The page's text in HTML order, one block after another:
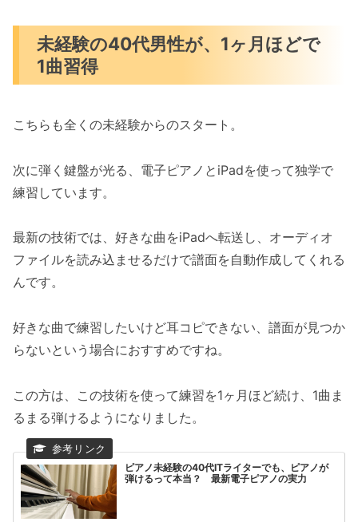
未経験の40代男性が、1ヶ月ほどで
1曲習得
こちらも全くの未経験からのスタート。
次に弾く鍵盤が光る、電子ピアノとiPadを使って独学で
練習しています。
最新の技術では、好きな曲をiPadへ転送し、オーディオ
ファイルを読み込ませるだけで譜面を自動作成してくれる
んです。
好きな曲で練習したいけど耳コピできない、譜面が見つか
らないという場合におすすめですね。
この方は、この技術を使って練習を1ヶ月ほど続け、1曲ま
るまる弾けるようになりました。
ピアノ未経験の40代ITライターでも、ピアノが
弾けるって本当？ 最新電子ピアノの実力